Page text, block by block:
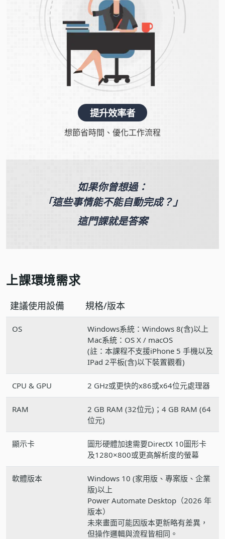
提升效率者
想節省時間、 優化工作流程
如果你曾想過：
「這些事情能不能自動完成？」
這門課就是答案
上課環境需求
建議使用設備 規格/版本
OS
Windows系統：Windows 8(含)以上
Mac系統：OS X / macOS
(註：本課程不支援iPhone 5 手機以及
IPad 2平板(含)以下裝置觀看)
CPU & GPU 2 GHz或更快的x86或x64位元處理器
RAM
2 GB RAM (32位元)；4 GB RAM (64
位元)
顯示卡
圖形硬體加速需要DirectX 10圖形卡
及1280×800或更高解析度的螢幕
軟體版本
Windows 10 (家用版、專案版、企業
版)以上
Power Automate Desktop（2026 年
版本）
未來畫面可能因版本更新略有差異，
但操作邏輯與流程皆相同。